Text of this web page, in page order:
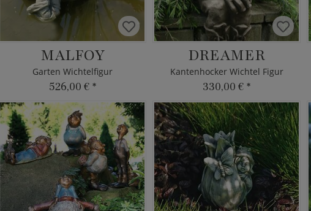
MALFOY
Garten Wichtelfigur
526,00 € *
DREAMER
Kantenhocker Wichtel Figur
330,00 € *